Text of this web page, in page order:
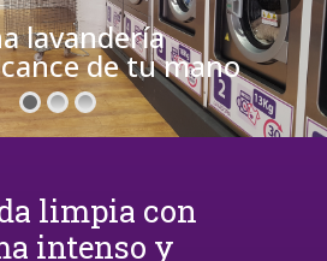
lavandería
de tu mano
limpia con
intenso y